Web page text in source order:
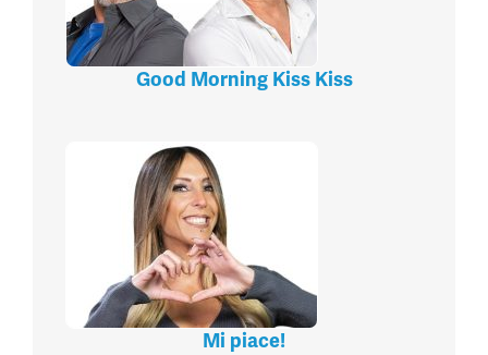
Good Morning Kiss Kiss
Mi piace!